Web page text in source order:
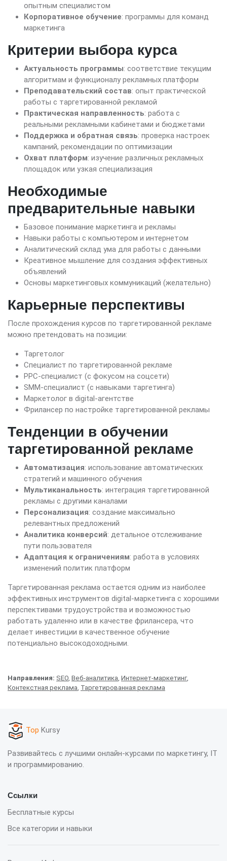
опытным специалистом
Корпоративное обучение: программы для команд
маркетинга
Критерии выбора курса
Актуальность программы: соответствие текущим
алгоритмам и функционалу рекламных платформ
Преподавательский состав: опыт практической
работы с таргетированной рекламой
Практическая направленность: работа с
реальными рекламными кабинетами и бюджетами
Поддержка и обратная связь: проверка настроек
кампаний, рекомендации по оптимизации
Охват платформ: изучение различных рекламных
площадок или узкая специализация
Необходимые
предварительные навыки
Базовое понимание маркетинга и рекламы
Навыки работы с компьютером и интернетом
Аналитический склад ума для работы с данными
Креативное мышление для создания эффективных
объявлений
Основы маркетинговых коммуникаций (желательно)
Карьерные перспективы
После прохождения курсов по таргетированной рекламе
можно претендовать на позиции:
Таргетолог
Специалист по таргетированной рекламе
PPC-специалист (с фокусом на соцсети)
SMM-специалист (с навыками таргетинга)
Маркетолог в digital-агентстве
Фрилансер по настройке таргетированной рекламы
Тенденции в обучении
таргетированной рекламе
Автоматизация: использование автоматических
стратегий и машинного обучения
Мультиканальность: интеграция таргетированной
рекламы с другими каналами
Персонализация: создание максимально
релевантных предложений
Аналитика конверсий: детальное отслеживание
пути пользователя
Адаптация к ограничениям: работа в условиях
изменений политик платформ
Таргетированная реклама остается одним из наиболее
эффективных инструментов digital-маркетинга с хорошими
перспективами трудоустройства и возможностью
работать удаленно или в качестве фрилансера, что
делает инвестиции в качественное обучение
потенциально высокодоходными.
Направления: SEO, Веб-аналитика, Интернет-маркетинг,
Контекстная реклама, Таргетированная реклама
Top Kursy
Развивайтесь с лучшими онлайн-курсами по маркетингу, IT
и программированию.
Ссылки
Бесплатные курсы
Все категории и навыки